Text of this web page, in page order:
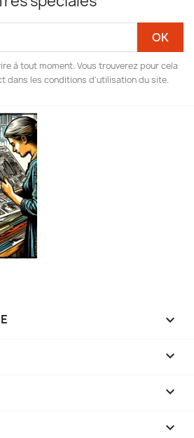
à tout moment. Vous trouverez pour cela
dans les conditions d'utilisation du site.



